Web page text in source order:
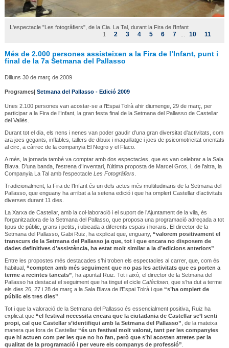
L'espectacle "Les fotogrâfiers", de la Cia. La Tal, durant la Fira de l'Infant
1
2 3 4 5 6 7 10 11
Més de 2.000 persones assisteixen a la Fira de l’Infant, punt i
final de la 7a Setmana del Pallasso
Dilluns 30 de març de 2009
Programes| Setmana del Pallasso - Edició 2009
Unes 2.100 persones van acostar-se a l’Espai Tolrà ahir diumenge, 29 de març, per
participar a la Fira de l’Infant, la gran festa final de la Setmana del Pallasso de Castellar
del Vallès.
Durant tot el dia, els nens i nenes van poder gaudir d’una gran diversitat d’activitats, com
ara jocs gegants, inflables, tallers de dibuix i maquillatge i jocs de psicomotricitat orientats
al circ, a càrrec de la companyia El Negro y el Flaco.
A més, la jornada també va comptar amb dos espectacles, que es van celebrar a la Sala
Blava. D’una banda, l’estrena d’Inventari, l’última proposta de Marcel Gros, i, de l’altra, la
Companyia La Tal amb l’espectacle Les Fotogrâfiers.
Tradicionalment, la Fira de l’Infant és un dels actes més multitudinaris de la Setmana del
Pallasso, que enguany ha arribat a la setena edició i que ha omplert Castellar d’activitats
diverses durant 11 dies.
La Xarxa de Castellar, amb la col·laboració i el suport de l’Ajuntament de la vila, és
l’organitzadora de la Setmana del Pallasso, que proposa una programació adreçada a tot
tipus de públic, grans i petits, i ubicada a diferents espais i horaris. El director de la
Setmana del Pallasso, Gabi Ruiz, ha explicat que, enguany, “valorem positivament el
transcurs de la Setmana del Pallasso ja que, tot i que encara no disposem de
dades definitives d’assistència, ha estat molt similar a la d’edicions anteriors”
Entre les propostes més destacades s’hi troben els espectacles al carrer, que, com és
habitual, “compten amb més seguiment que no pas les activitats que es porten a
terme a recintes tancats” , ha apuntat Ruiz. Tot i això, el director de la Setmana del
Pallasso ha destacat el seguiment que ha tingut el cicle Cafèclown, que s’ha dut a terme
els dies 26, 27 i 28 de març a la Sala Blava de l’Espai Tolrà i que “s’ha omplert de
públic els tres dies”
Tot i que la valoració de la Setmana del Pallasso és essencialment positiva, Ruiz ha
explicat que “el festival necessita encara que la ciutadania de Castellar se’l senti
propi, cal que Castellar s’identifiqui amb la Setmana del Pallasso” , de la mateixa
manera que fora de Castellar “és un festival molt valorat, tant per les companyies
que hi actuen com per les que no ho fan, però que s’hi acosten atretes per la
qualitat de la programació i per veure els companys de professió”